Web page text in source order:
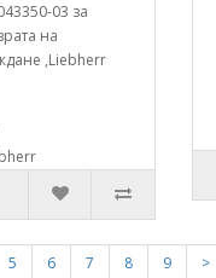
03 за
на
,Liebherr
5 6 7 8 9 >